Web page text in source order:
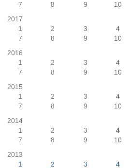
7
8 9 10
2017
1
2 3 4
7
8 9 10
2016
1
2 3 4
7
8 9 10
2015
1
2 3 4
7
8 9 10
2014
1
2 3 4
7
8 9 10
2013
1
2 3 4